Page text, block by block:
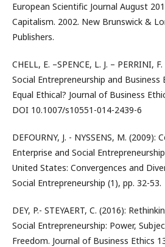
European Scientific Journal August
Capitalism. 2002. New Brunswick &
Publishers.
CHELL, E. –SPENCE, L. J. – PERRINI,
Social Entrepreneurship and Business
Equal Ethical? Journal of Business
DOI 10.1007/s10551-014-2439-6
DEFOURNY, J. - NYSSENS, M. (2009):
Enterprise and Social
United States: Convergences and
Social Entrepreneurship (1), pp. 32-53.
DEY, P.- STEYAERT, C. (2016):
Social Entrepreneurship: Power,
Freedom. Journal of Business Ethics